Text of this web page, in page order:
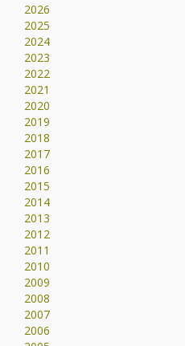
2026
2025
2024
2023
2022
2021
2020
2019
2018
2017
2016
2015
2014
2013
2012
2011
2010
2009
2008
2007
2006